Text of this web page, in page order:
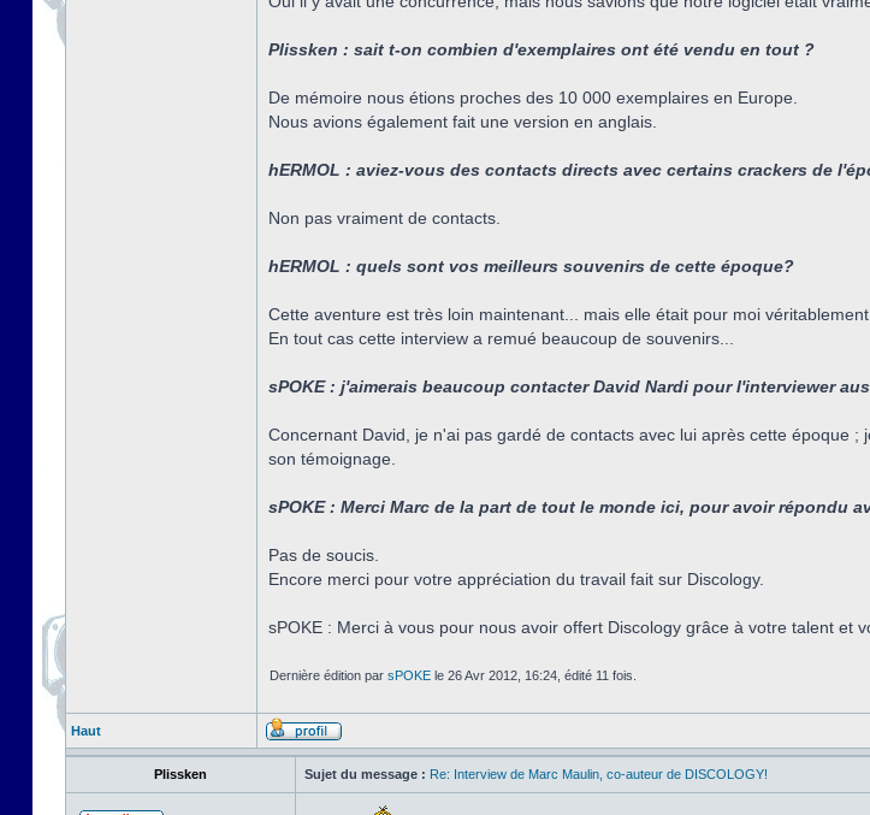
Plissken : sait t-on combien d'exemplaires ont été vendu en tout ?
De mémoire nous étions proches des 10 000 exemplaires en Europe.
Nous avions également fait une version en anglais.
hERMOL : aviez-vous des contacts directs avec certains crackers de
Non pas vraiment de contacts.
hERMOL : quels sont vos meilleurs souvenirs de cette époque?
Cette aventure est très loin maintenant... mais elle était pour moi véritablement
En tout cas cette interview a remué beaucoup de souvenirs...
sPOKE : j'aimerais beaucoup contacter David Nardi pour l'interviewer
Concernant David, je n'ai pas gardé de contacts avec lui après cette époque
son témoignage.
sPOKE : Merci Marc de la part de tout le monde ici, pour avoir répondu
Pas de soucis.
Encore merci pour votre appréciation du travail fait sur Discology.
sPOKE : Merci à vous pour nous avoir offert Discology grâce à votre talent et
Dernière édition par sPOKE le 26 Avr 2012, 16:24, édité 11 fois.
Haut
Plissken Sujet du message : Re: Interview de Marc Maulin, co-auteur de DISCOLOGY!